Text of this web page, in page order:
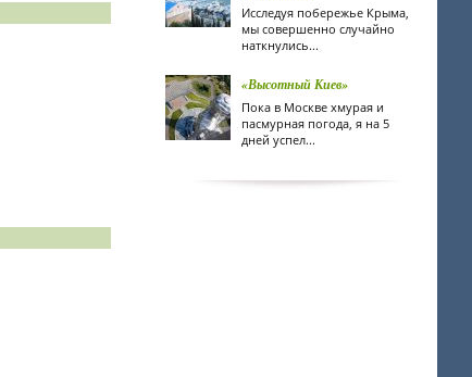
Исследуя побережье Крыма,
мы совершенно случайно
наткнулись...
«Высотный Киев»
Пока в Москве хмурая и
пасмурная погода, я на 5
дней успел...